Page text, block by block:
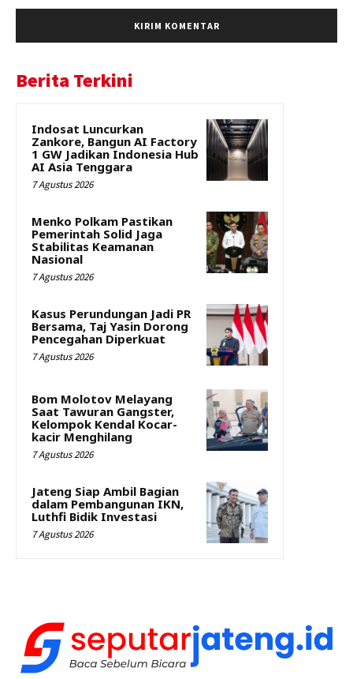
Berita Terkini
Indosat Luncurkan
Zankore, Bangun AI Factory
1 GW Jadikan Indonesia Hub
AI Asia Tenggara
7 Agustus 2026
Menko Polkam Pastikan
Pemerintah Solid Jaga
Stabilitas Keamanan
Nasional
7 Agustus 2026
Kasus Perundungan Jadi PR
Bersama, Taj Yasin Dorong
Pencegahan Diperkuat
7 Agustus 2026
Bom Molotov Melayang
Saat Tawuran Gangster,
Kelompok Kendal Kocar-
kacir Menghilang
7 Agustus 2026
Jateng Siap Ambil Bagian
dalam Pembangunan IKN,
Luthfi Bidik Investasi
7 Agustus 2026